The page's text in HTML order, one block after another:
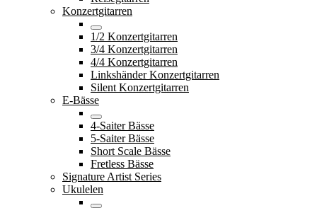
Konzertgitarren
1/2 Konzertgitarren
3/4 Konzertgitarren
4/4 Konzertgitarren
Linkshänder Konzertgitarren
Silent Konzertgitarren
E-Bässe
4-Saiter Bässe
5-Saiter Bässe
Short Scale Bässe
Fretless Bässe
Signature Artist Series
Ukulelen